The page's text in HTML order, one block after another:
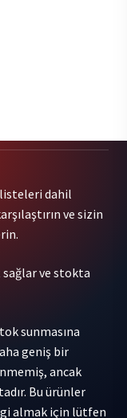
listeleri dahil
ve sizin
ve stokta
sunmasına
geniş bir
ancak
Bu ürünler
almak için lütfen